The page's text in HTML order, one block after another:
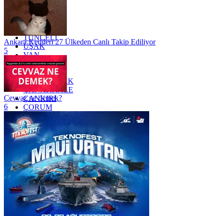
SİİRT
TEKİRDAĞ
TOKAT
TRABZON
TUNCELİ
UŞAK
VAN
YALOVA
YOZGAT
ZONGULDAK
ÇANAKKALE
ÇANKIRI
ÇORUM
İSTANBUL
İZMİR
ŞANLIURFA
ŞIRNAK
Ankara Kedileri 27 Ülkeden Canlı Takip Ediliyor
5
Cevvaz ne demek?
6